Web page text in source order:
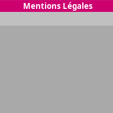
Mentions Légales